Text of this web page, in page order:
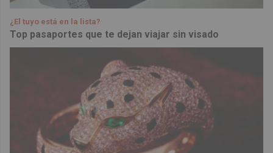
¿El tuyo está en la lista?
Top pasaportes que te dejan viajar sin visado